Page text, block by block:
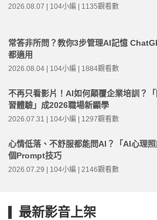
2026.08.07 | 104小編 | 1135觀看數
常答非所問？教你3步管理AI記憶
都適用
2026.08.04 | 104小編 | 1884觀看數
不再只看影片！AI如何顛覆企業培訓？
習體驗」成2026職場新顯學
2026.07.31 | 104小編 | 1297觀看數
心情低落、不舒服都能問AI？「AI心理
個Prompt技巧
2026.07.29 | 104小編 | 2146觀看數
最新影音上架